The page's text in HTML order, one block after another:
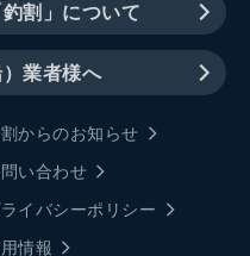
割」について
業者様へ
からのお知らせ
い合わせ
イバシーポリシー
情報